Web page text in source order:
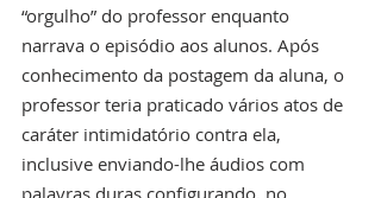
“orgulho” do professor enquanto
narrava o episódio aos alunos. Após
conhecimento da postagem da aluna, o
professor teria praticado vários atos de
caráter intimidatório contra ela,
inclusive enviando-lhe áudios com